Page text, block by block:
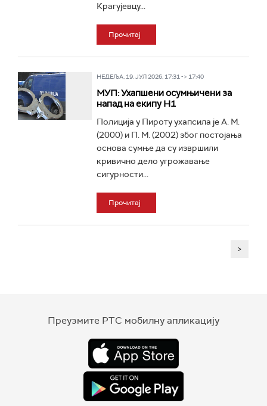
Крагујевцу...
Прочитај
НЕДЕЉА, 19. ЈУЛ 2026, 17:31 -> 17:40
МУП: Ухапшени осумњичени за
напад на екипу Н1
Полиција у Пироту ухапсила је А. М.
(2000) и П. М. (2002) због постојања
основа сумње да су извршили
кривично дело угрожавање
сигурности...
Прочитај
>
Преузмите РТС мобилну апликацију